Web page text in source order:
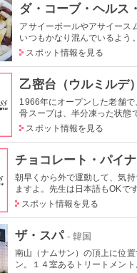
ダ・コーブ・ヘルス
アサイーボールやアサイース
いつもかなり混んでいるよう
スポット情報を見る
乙密台（ウルミルデ）
1966年にオープンした老舗
骨スープは、半分凍った状態
スポット情報を見る
チョコレート・パイ
朝早くから外で運動して、気
ますよ。先生は日本語もOKで
スポット情報を見る
ザ・スパ - 韓国
南山（ナムサン）の頂上に位
ン。１４室あるトリートメン